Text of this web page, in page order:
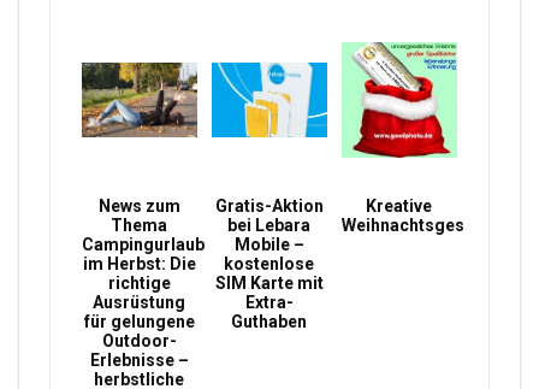
News zum
Thema
Campingurlaub
im Herbst: Die
richtige
Ausrüstung
für gelungene
Outdoor-
Erlebnisse –
herbstliche
Gratis-Aktion
bei Lebara
Mobile –
kostenlose
SIM Karte mit
Extra-
Guthaben
Kreative
Weihnachtsgeschenke